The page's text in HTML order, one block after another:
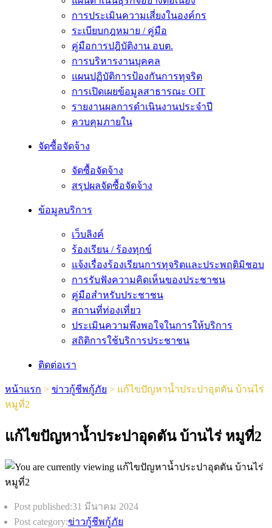
การประเมินความเสี่ยงในองค์กร
ระเบียบกฎหมาย / คู่มือ
คู่มือการปฎิบัติงาน อบต.
การบริหารงานบุคคล
แผนปฏิบัติการป้องกันการทุจริต
การเปิดเผยข้อมูลสาธารณะ OIT
รายงานผลการดำเนินงานประจำปี
ควบคุมภายใน
จัดซื้อจัดจ้าง
จัดซื้อจัดจ้าง
สรุปผลจัดซื้อจัดจ้าง
ข้อมูลบริการ
เว็บลิงค์
ร้องเรียน / ร้องทุกข์
แจ้งเรื่องร้องเรียนการทุจริตและประพฤติมิชอบ
การรับฟังความคิดเห็นของประชาชน
คู่มือสำหรับประชาชน
สถานที่ท่องเที่ยว
ประเมินความพึงพอใจในการให้บริการ
สถิติการใช้บริการประชาชน
ติดต่อเรา
หน้าแรก > ข่าวกู้ชีพกู้ภัย > แก้ไขปัญหาน้ำประปาอุดตัน บ้านไร่
หมูที่2
แก้ไขปัญหาน้ำประปาอุดตัน บ้านไร่ หมูที่2
Post published:31 มีนาคม 2024
Post category:ข่าวกู้ชีพกู้ภัย